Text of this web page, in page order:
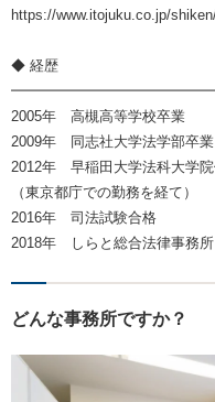
https://www.itojuku.co.jp/
◆ 経歴
2005年 高槻高等学校卒業
2009年 同志社大学法学部卒業
2012年 早稲田大学法科大学院
（東京都庁での勤務を経て）
2016年 司法試験合格
2018年 しらと総合法律事務
どんな事務所ですか？